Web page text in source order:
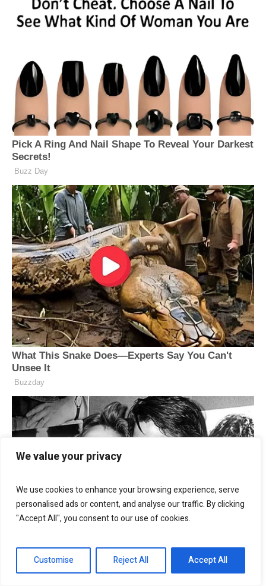
We value your privacy
We use cookies to enhance your browsing experience, serve
personalised ads or content, and analyse our traffic. By clicking
"Accept All", you consent to our use of cookies.
Customise Reject All Accept All